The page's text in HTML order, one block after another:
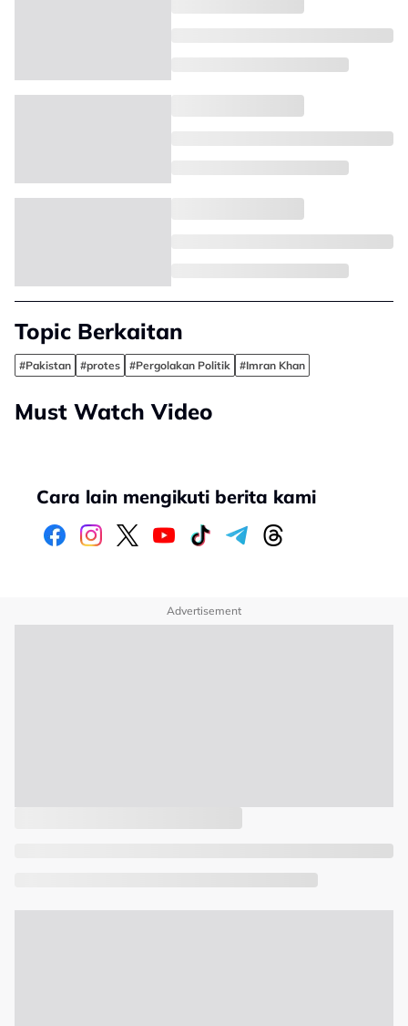
Topic Berkaitan
#Pakistan #protes #Pergolakan Politik #Imran Khan
Must Watch Video
Cara lain mengikuti berita kami
Advertisement